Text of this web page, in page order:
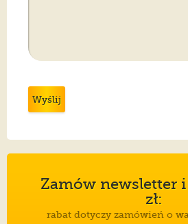
Wyślij
Zamów newsletter
zł:
rabat dotyczy zamówień o